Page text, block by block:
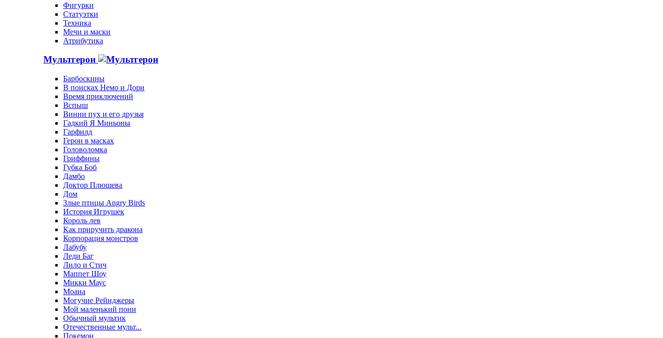
Фигурки
Статуэтки
Техника
Мечи и маски
Атрибутика
Мультгерои
Барбоскины
В поисках Немо и Дори
Время приключений
Вспыш
Винни пух и его друзья
Гадкий Я Миньоны
Гарфилд
Герои в масках
Головоломка
Гриффины
Губка Боб
Дамбо
Доктор Плюшева
Дом
Злые птицы Angry Birds
История Игрушек
Король лев
Как приручить дракона
Корпорация монстров
Лабубу
Леди Баг
Лило и Стич
Маппет Шоу
Микки Маус
Моана
Могучие Рейнджеры
Мой маленький пони
Обычный мультик
Отечественные мульт...
Покемон